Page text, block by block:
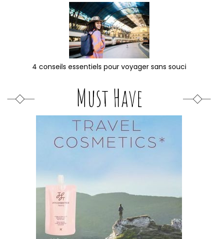
4 conseils essentiels pour voyager sans souci
Must Have